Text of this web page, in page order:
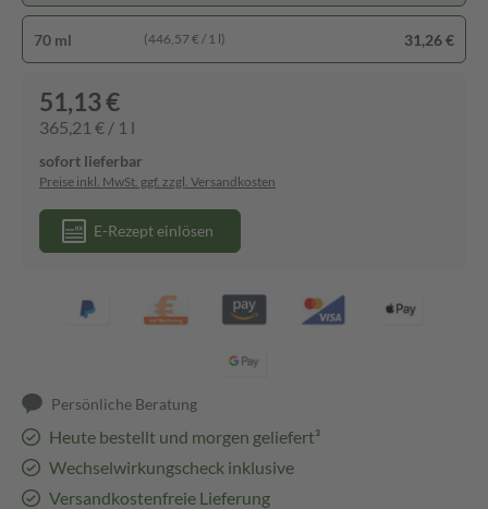
70 ml (446,57 € / 1 l) 31,26 €
51,13 €
365,21 € / 1 l
sofort lieferbar
Preise inkl. MwSt. ggf. zzgl. Versandkosten
E-Rezept einlösen
Persönliche Beratung
Heute bestellt und morgen geliefert³
Wechselwirkungscheck inklusive
Versandkostenfreie Lieferung